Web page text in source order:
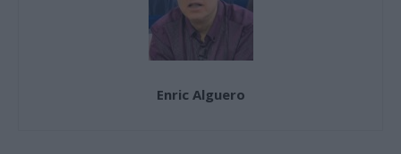
Enric Alguero